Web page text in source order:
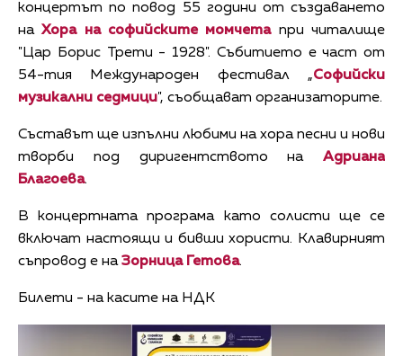
концертът по повод 55 години от създаването
наХора на софийските момчетапри читалище
"Цар Борис Трети - 1928". Събитието е част от
54-тия Международен фестивал „Софийски
музикални седмици", съобщават организаторите.
Съставът ще изпълни любими на хора песни и нови
творби под диригентството на Адриана
Благоева.
В концертната програма като солисти ще се
включат настоящи и бивши хористи. Клавирният
съпровод е наЗорница Гетова.
Билети - на касите на НДК